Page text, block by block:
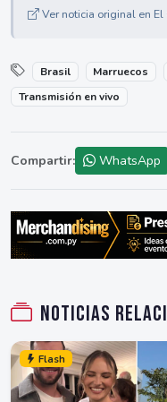
Ver noticia original en El
Brasil Marruecos
Transmisión en vivo
Compartir: WhatsApp
Noticias
Flash